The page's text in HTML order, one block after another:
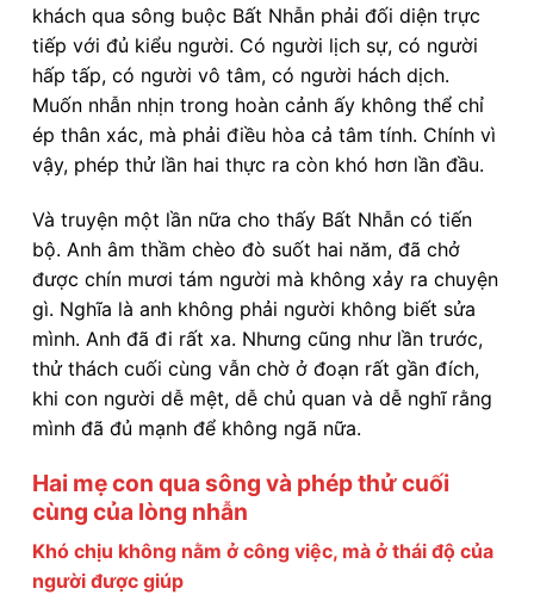
khách qua sông buộc Bất Nhẫn phải đối diện trực
tiếp với đủ kiểu người. Có người lịch sự, có người
hấp tấp, có người vô tâm, có người hách dịch.
Muốn nhẫn nhịn trong hoàn cảnh ấy không thể chỉ
ép thân xác, mà phải điều hòa cả tâm tính. Chính vì
vậy, phép thử lần hai thực ra còn khó hơn lần đầu.
Và truyện một lần nữa cho thấy Bất Nhẫn có tiến
bộ. Anh âm thầm chèo đò suốt hai năm, đã chở
được chín mươi tám người mà không xảy ra chuyện
gì. Nghĩa là anh không phải người không biết sửa
mình. Anh đã đi rất xa. Nhưng cũng như lần trước,
thử thách cuối cùng vẫn chờ ở đoạn rất gần đích,
khi con người dễ mệt, dễ chủ quan và dễ nghĩ rằng
mình đã đủ mạnh để không ngã nữa.
Hai mẹ con qua sông và phép thử cuối
cùng của lòng nhẫn
Khó chịu không nằm ở công việc, mà ở thái độ của
người được giúp